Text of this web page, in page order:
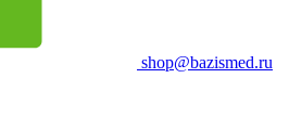
shop@bazismed.ru